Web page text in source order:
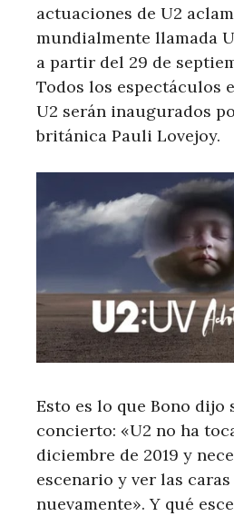
actuaciones de U2
mundialmente llamada
a partir del 29 de
Todos los espectáculos
U2 serán inaugurados
británica Pauli Lovejoy.
Esto es lo que Bono dijo
concierto: «U2 no ha
diciembre de 2019 y
escenario y ver las
nuevamente». Y qué